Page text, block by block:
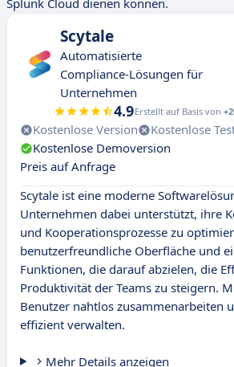
Splunk Cloud dienen können.
Scytale
Automatisierte
Compliance-Lösungen für
Unternehmen
4.9Erstellt auf Basis von
Kostenlose Version
Kostenlose
Kostenlose Demoversion
Preis auf Anfrage
Scytale ist eine moderne
Unternehmen dabei unterstützt, ihre
und Kooperationsprozesse zu
benutzerfreundliche Oberfläche und
Funktionen, die darauf abzielen, die
Produktivität der Teams zu steigern.
Benutzer nahtlos zusammenarbeiten
effizient verwalten.
Mehr Details anzeigen